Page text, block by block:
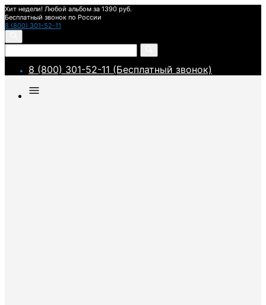
Хит недели! Любой альбом за 1390 руб.
Бесплатный звонок по России
8 (800) 301-52-11
8 (800) 301-52-11 (Бесплатный звонок)